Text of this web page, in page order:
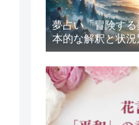
夢占い「冒険す
本的な解釈と状
13選